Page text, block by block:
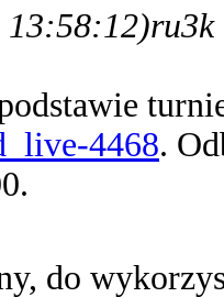
13:58:12)ru3k
4468.
do